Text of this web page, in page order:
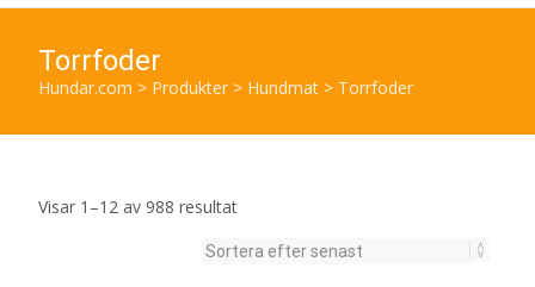
Torrfoder
Hundar.com > Produkter > Hundmat > Torrfoder
Visar 1–12 av 988 resultatSortera
senaste